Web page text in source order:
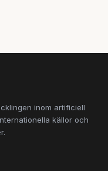
inom artificiell
källor och